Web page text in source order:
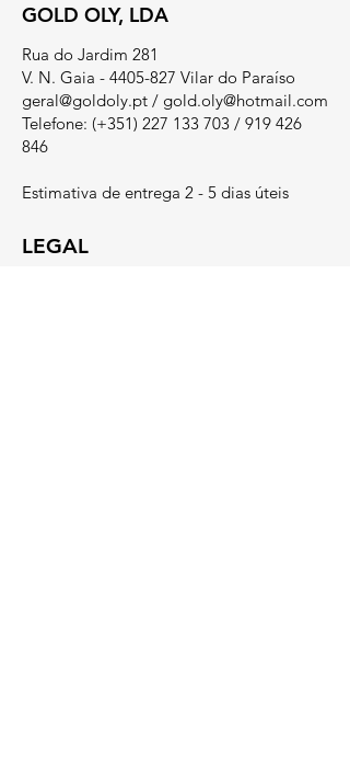
GOLD OLY, LDA
Rua do Jardim 281
V. N. Gaia - 4405-827 Vilar do Paraíso
geral@goldoly.pt / gold.oly@hotmail.com
Telefone: (+351) 227 133 703 / 919 426
846
Estimativa de entrega 2 - 5 dias úteis
LEGAL